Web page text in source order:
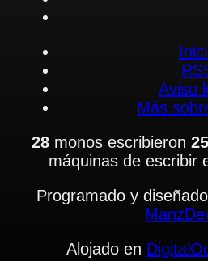
Aviso
Más
28 monos escribieron25
máquinas de escribir
Programado y
Alojado en